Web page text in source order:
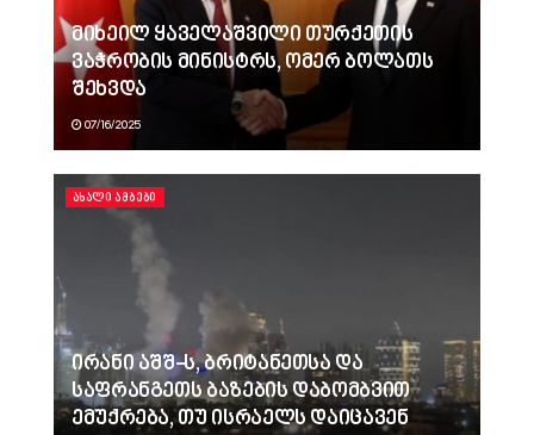
მიხეილ ყაველაშვილი თურქეთის
ვაჭრობის მინისტრს, ომერ ბოლათს
შეხვდა
07/16/2025
ᲐᲮᲐᲚᲘ ᲐᲛᲑᲔᲑᲘ
ირანი აშშ-ს, ბრიტანეთსა და
საფრანგეთს ბაზების დაბომბვით
ემუქრება, თუ ისრაელს დაიცავენ